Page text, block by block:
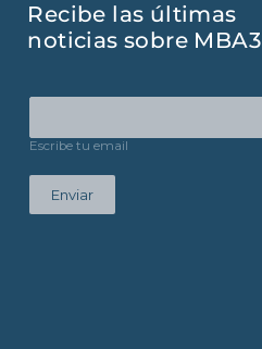
Recibe las últimas
noticias sobre MBA3
Escribe tu email
Enviar